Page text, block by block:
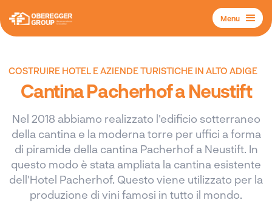
Menu
COSTRUIRE HOTEL E AZIENDE TURISTICHE IN ALTO ADIGE
Cantina Pacherhof a Neustift
Nel 2018 abbiamo realizzato l'edificio sotterraneo
della cantina e la moderna torre per uffici a forma
di piramide della cantina Pacherhof a Neustift. In
questo modo è stata ampliata la cantina esistente
dell'Hotel Pacherhof. Questo viene utilizzato per la
produzione di vini famosi in tutto il mondo.